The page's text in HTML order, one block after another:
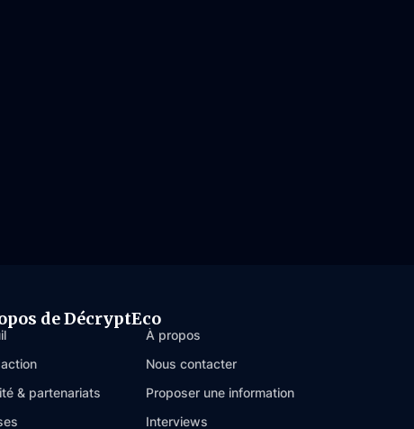
de DécryptEco
À propos
Nous contacter
& partenariats
Proposer une information
Interviews